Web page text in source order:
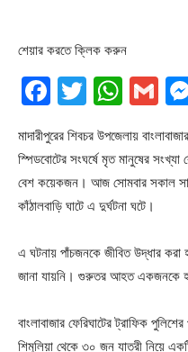
শেয়ার করতে ক্লিক করুন
Facebook
Twitter
মাদারীপুরের শিবচর উপজেলায়
স্পিডবোটের সংঘর্ষে মৃত মানুষের
বেশ কয়েকজন। আজ সোমবার সকাল
কাঁঠালবাড়ি ঘাটে এ দুর্ঘটনা ঘটে।
এ ঘটনায় পাঁচজনকে জীবিত উদ্ধার
জানা যায়নি। গুরুতর আহত একজনকে
বাংলাবাজার ফেরিঘাটের ট্রাফিক
শিমুলিয়া থেকে ৩০ জন যাত্রী নিয়ে